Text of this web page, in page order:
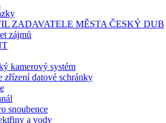
ZADAVATELE MĚSTA ČESKÝ DUB
zájmů
kamerový systém
zřízení datové schránky
snoubence
a vody